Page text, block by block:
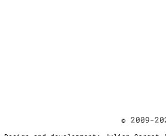
© 2009-